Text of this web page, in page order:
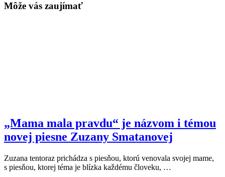
Môže vás zaujímať
„Mama mala pravdu“ je názvom i témou
novej piesne Zuzany Smatanovej
Zuzana tentoraz prichádza s piesňou, ktorú venovala svojej mame,
s piesňou, ktorej téma je blízka každému človeku, …